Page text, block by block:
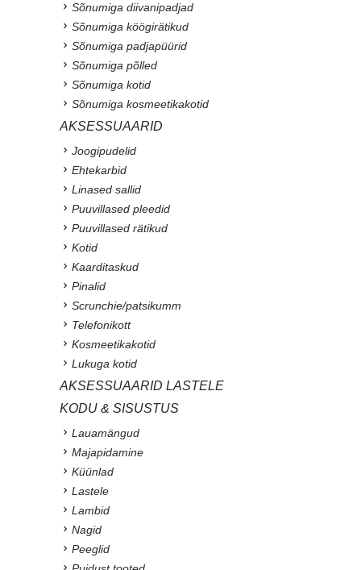
Sõnumiga diivanipadjad
Sõnumiga köögirätikud
Sõnumiga padjapüürid
Sõnumiga põlled
Sõnumiga kotid
Sõnumiga kosmeetikakotid
AKSESSUAARID
Joogipudelid
Ehtekarbid
Linased sallid
Puuvillased pleedid
Puuvillased rätikud
Kotid
Kaarditaskud
Pinalid
Scrunchie/patsikumm
Telefonikott
Kosmeetikakotid
Lukuga kotid
AKSESSUAARID LASTELE
KODU & SISUSTUS
Lauamängud
Majapidamine
Küünlad
Lastele
Lambid
Nagid
Peeglid